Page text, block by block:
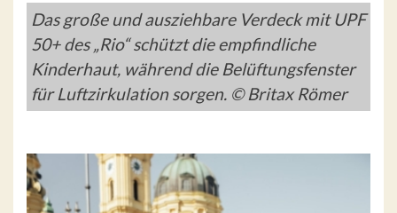
Das große und ausziehbare Verdeck mit UPF
50+ des „Rio“ schützt die empfindliche
Kinderhaut, während die Belüftungsfenster
für Luftzirkulation sorgen. © Britax Römer